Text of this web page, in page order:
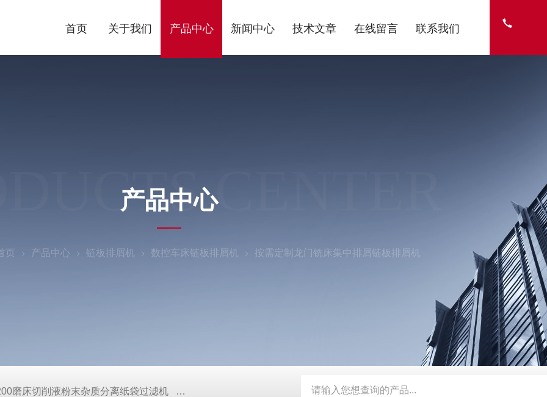
首页 关于我们 产品中心 新闻中心 技术文章 在线留言 联系我们
CENTER
产品中心
页 产品中心 链板排屑机 数控车床链板排屑机 按需定制龙门铣床集中排屑链板排屑机
磨床切削液粉末杂质分离纸袋过滤机 定做机床链板式排屑器 定制磨床纸带过滤机 TH磨床切削液铁屑分离磁性分离器